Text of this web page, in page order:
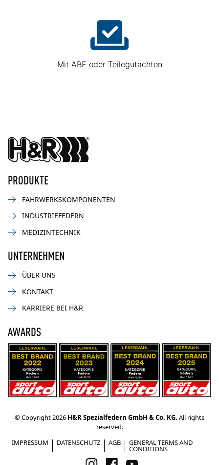
Mit ABE oder Teilegutachten
PRODUKTE
FAHRWERKSKOMPONENTEN
INDUSTRIEFEDERN
MEDIZINTECHNIK
UNTERNEHMEN
ÜBER UNS
KONTAKT
KARRIERE BEI H&R
AWARDS
© Copyright 2026 H&R Spezialfedern GmbH & Co. KG. All rights
reserved.
IMPRESSUM
DATENSCHUTZ AGB GENERAL TERMS AND
CONDITIONS